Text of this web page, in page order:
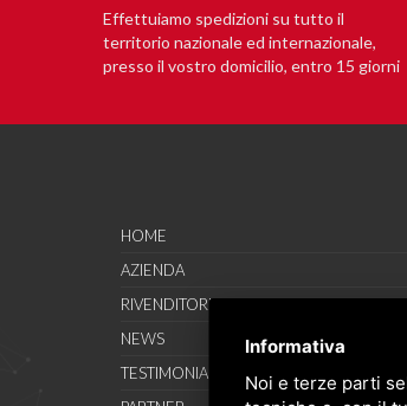
Effettuiamo spedizioni su tutto il
territorio nazionale ed internazionale,
presso il vostro domicilio, entro 15 giorni
HOME
AZIENDA
RIVENDITORI
NEWS
TESTIMONIAL
Informativa
Noi e terze parti